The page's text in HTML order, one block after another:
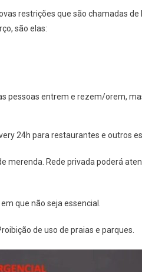
Emergencial
Do
Religiosas
Esportivos
15
restrições que são chamadas de
são elas:
pessoas entrem e rezem/orem,
24h para restaurantes e outros
merenda. Rede privada poderá
que não seja essencial.
de uso de praias e parques.